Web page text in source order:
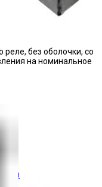
реле, без оболочки, со
на номинальное